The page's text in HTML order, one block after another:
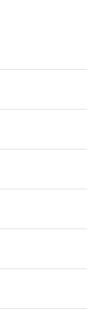
se află
și alte
sau
centrală
vizionare